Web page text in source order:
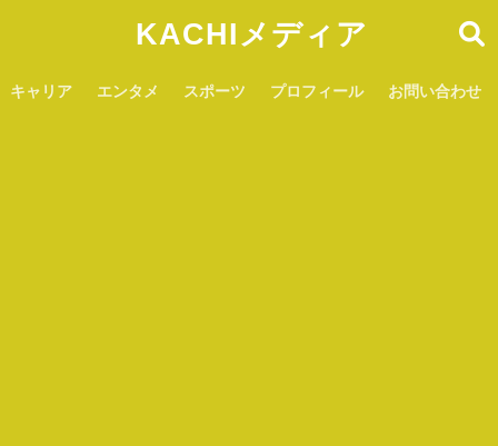
KACHIメディア
キャリア エンタメ スポーツ プロフィール お問い合わせ